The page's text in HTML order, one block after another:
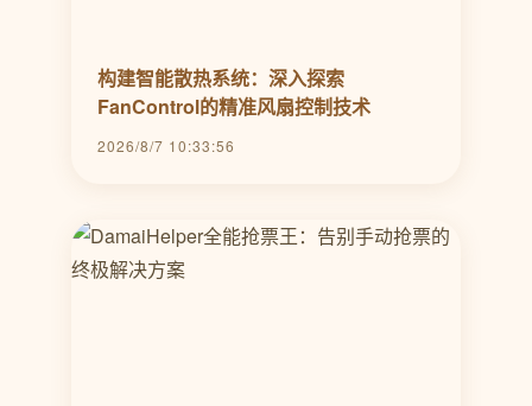
构建智能散热系统：深入探索
FanControl的精准风扇控制技术
2026/8/7 10:33:56